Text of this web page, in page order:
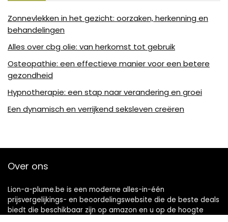
Zonnevlekken in het gezicht: oorzaken, herkenning en
behandelingen
Alles over cbg olie: van herkomst tot gebruik
Osteopathie: een effectieve manier voor een betere
gezondheid
Hypnotherapie: een stap naar verandering en groei
Een dynamisch en verrijkend seksleven creëren
Over ons
Lion-a-plume.be is een moderne alles-in-één
prijsvergelijkings- en beoordelingswebsite die de beste deals
biedt die beschikbaar zijn op amazon en u op de hoogte